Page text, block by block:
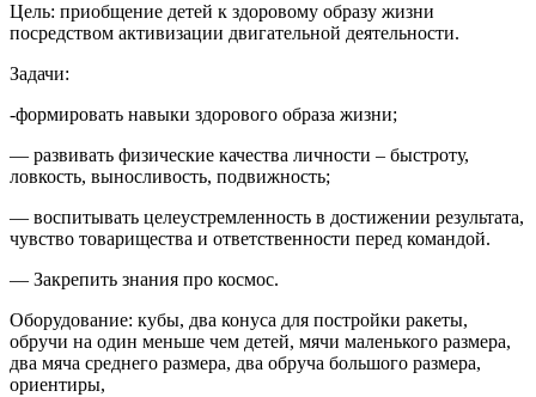
Цель: приобщение детей к здоровому образу жизни
посредством активизации двигательной деятельности.
Задачи:
-формировать навыки здорового образа жизни;
— развивать физические качества личности – быстроту,
ловкость, выносливость, подвижность;
— воспитывать целеустремленность в достижении результата,
чувство товарищества и ответственности перед командой.
— Закрепить знания про космос.
Оборудование: кубы, два конуса для постройки ракеты,
обручи на один меньше чем детей, мячи маленького размера,
два мяча среднего размера, два обруча большого размера,
ориентиры,